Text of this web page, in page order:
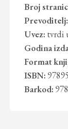
Broj
Prevoditelj:
Uvez: tvrdi
Godina
Format
ISBN:
Barkod: